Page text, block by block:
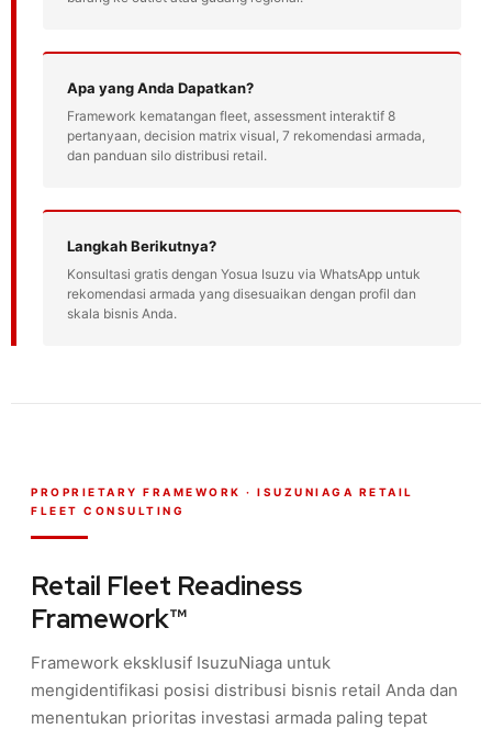
Apa yang Anda Dapatkan?
Framework kematangan fleet, assessment interaktif 8
pertanyaan, decision matrix visual, 7 rekomendasi armada,
dan panduan silo distribusi retail.
Langkah Berikutnya?
Konsultasi gratis dengan Yosua Isuzu via WhatsApp untuk
rekomendasi armada yang disesuaikan dengan profil dan
skala bisnis Anda.
PROPRIETARY FRAMEWORK · ISUZUNIAGA RETAIL
FLEET CONSULTING
Retail Fleet Readiness
Framework™
Framework eksklusif IsuzuNiaga untuk
mengidentifikasi posisi distribusi bisnis retail Anda dan
menentukan prioritas investasi armada paling tepat